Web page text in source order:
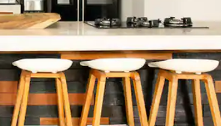
vers le bas pour les parcourir ou en appuyant et en